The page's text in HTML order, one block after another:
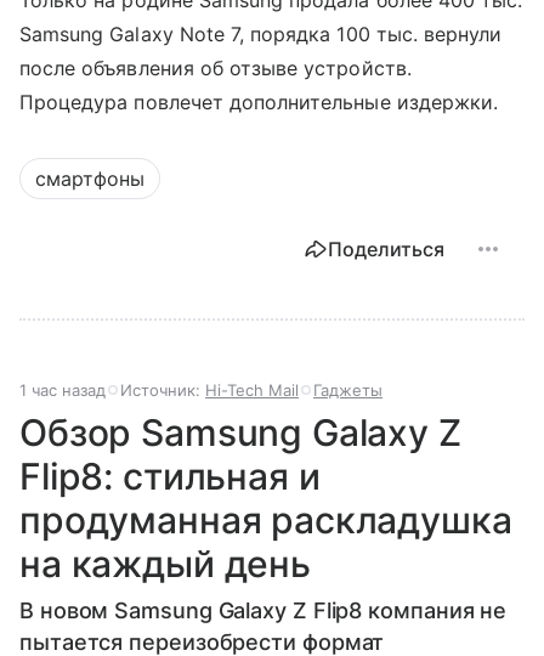
Samsung Galaxy Note 7, порядка 100 тыс. вернули
после объявления об отзыве устройств.
Процедура повлечет дополнительные издержки.
смартфоны
Поделиться
1 час назад Источник: Hi-Tech Mail Гаджеты
Обзор Samsung Galaxy Z
Flip8: стильная и
продуманная раскладушка
на каждый день
В новом Samsung Galaxy Z Flip8 компания не
пытается переизобрести формат